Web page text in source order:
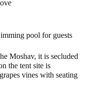
pool for guests
Moshav, it is secluded
the tent site is
vines with seating